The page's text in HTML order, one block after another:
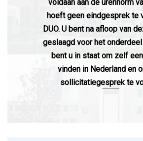
voldaan aan de urennorm
hoeft geen eindgesprek te
DUO. U bent na afloop van
geslaagd voor het
bent u in staat om zelf
vinden in Nederland en
sollicitatiegesprek te